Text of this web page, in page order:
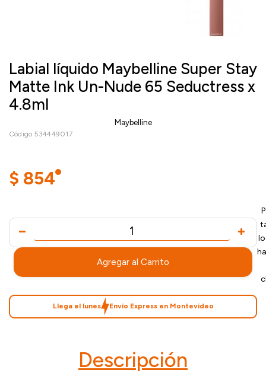
Labial líquido Maybelline Super Stay
Matte Ink Un-Nude 65 Seductress x
4.8ml
Maybelline
Código 534449017
$ 854
Agregar al Carrito
Llega el lunes Envío Express en Montevideo
Descripción